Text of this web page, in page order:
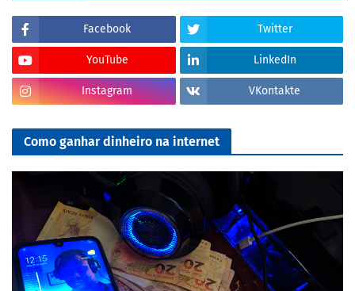
Facebook Twitter
YouTube LinkedIn
Instagram VKontakte
Como ganhar dinheiro na internet